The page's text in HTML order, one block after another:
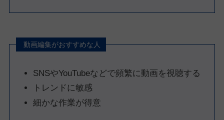
動画編集がおすすめな人
SNSやYouTubeなどで頻繁に動画を視聴する
トレンドに敏感
細かな作業が得意